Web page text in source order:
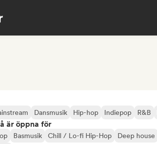
Dansmusik Hip-hop Indiepop R&B
är öppna för
Basmusik Chill / Lo-fi Hip-Hop Deep house